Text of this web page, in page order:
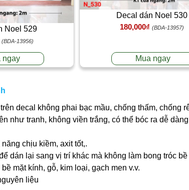
Noel 529
(BDA-13956)
ngay
Decal dán Noel 530
180,000₫ (BDA-13957)
Mua ngay
decal không phai bạc mầu, chống thấm, chống
như tranh, không viền trắng, có thể bóc ra dễ
chịu kiềm, axit tốt,.
dán lại sang vị trí khác mà không làm bong tróc
mặt kính, gỗ, kim loại, gạch men v.v.
liệu